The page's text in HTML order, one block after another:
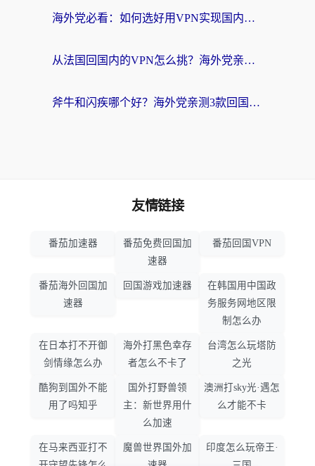
海外党必看：如何选好用VPN实现国内资源无缝访问？从越南到全球都适用
从法国回国内的VPN怎么挑？海外党亲测：稳定、多端、安全才是关键
斧牛和闪疾哪个好？海外党亲测3款回国加速器，教你选到不踩坑的那一款
友情链接
番茄加速器
番茄免费回国加
速器
番茄回国VPN
番茄海外回国加
速器
回国游戏加速器
在韩国用中国政
务服务网地区限
制怎么办
在日本打不开御
剑情缘怎么办
海外打黑色幸存
者怎么不卡了
台湾怎么玩塔防
之光
酷狗到国外不能
用了吗知乎
国外打野兽领
主：新世界用什
么加速
澳洲打sky光·遇怎
么才能不卡
在马来西亚打不
魔兽世界国外加
印度怎么玩帝王·